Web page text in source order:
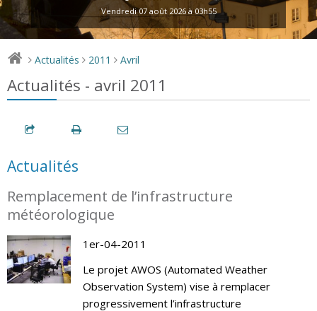
Vendredi 07 août 2026 à 03h55
> Actualités > 2011 > Avril
Actualités - avril 2011
Actualités
Remplacement de l’infrastructure
météorologique
1er-04-2011
Le projet AWOS (Automated Weather
Observation System) vise à remplacer
progressivement l’infrastructure